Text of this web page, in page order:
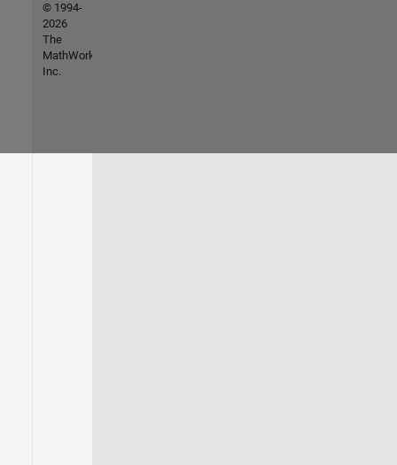
© 1994-
2026
The
MathWorks,
Inc.